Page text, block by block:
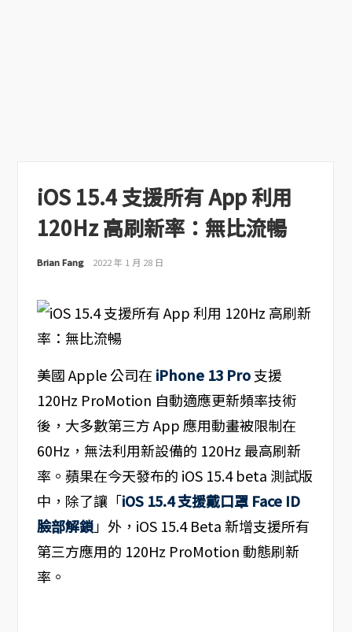
iOS 15.4 支援所有 App 利用
120Hz 高刷新率：無比流暢
Brian Fang 2022 年 1 月 28 日
美國 Apple 公司在 iPhone 13 Pro支援
120Hz ProMotion 自動適應更新頻率技術
後，大多數第三方 App 應用動畫被限制在
60Hz，無法利用新設備的 120Hz 最高刷新
率。蘋果在今天發布的 iOS 15.4 beta 測試版
中，除了讓「iOS 15.4 支援戴口罩 Face ID
臉部解鎖」外，iOS 15.4 Beta 新增支援所有
第三方應用的 120Hz ProMotion 動態刷新
率。